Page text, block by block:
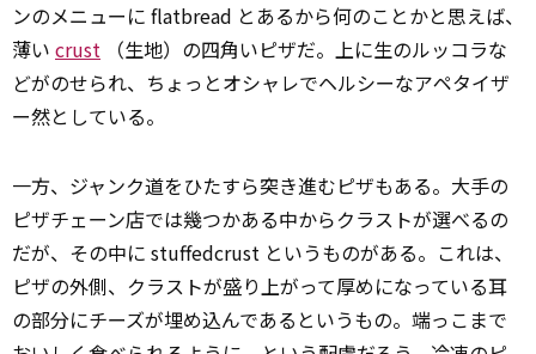
ンのメニューに flatbread とあるから何のことかと思えば、
薄い crust （生地）の四角いピザだ。上に生のルッコラな
どがのせられ、ちょっとオシャレでヘルシーなアペタイザ
ー然としている。
一方、ジャンク道をひたすら突き進むピザもある。大手の
ピザチェーン店では幾つかある中からクラストが選べるの
だが、その中に stuffedcrust というものがある。これは、
ピザの外側、クラストが盛り上がって厚めになっている耳
の部分にチーズが埋め込んであるというもの。端っこまで